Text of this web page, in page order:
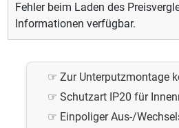
Fehler beim Laden des
Informationen verfügbar.
Zur Unterputzmontage
Schutzart IP20 für
Einpoliger Aus-/